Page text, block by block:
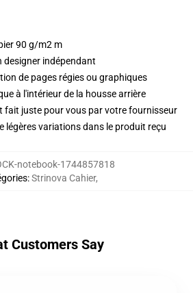
90 g/m2 m
designer indépendant
de pages régies ou graphiques
à l'intérieur de la housse arrière
fait juste pour vous par votre fournisseur
légères variations dans le produit reçu
notebook-1744857818
:Strinova Cahier,
Customers Say